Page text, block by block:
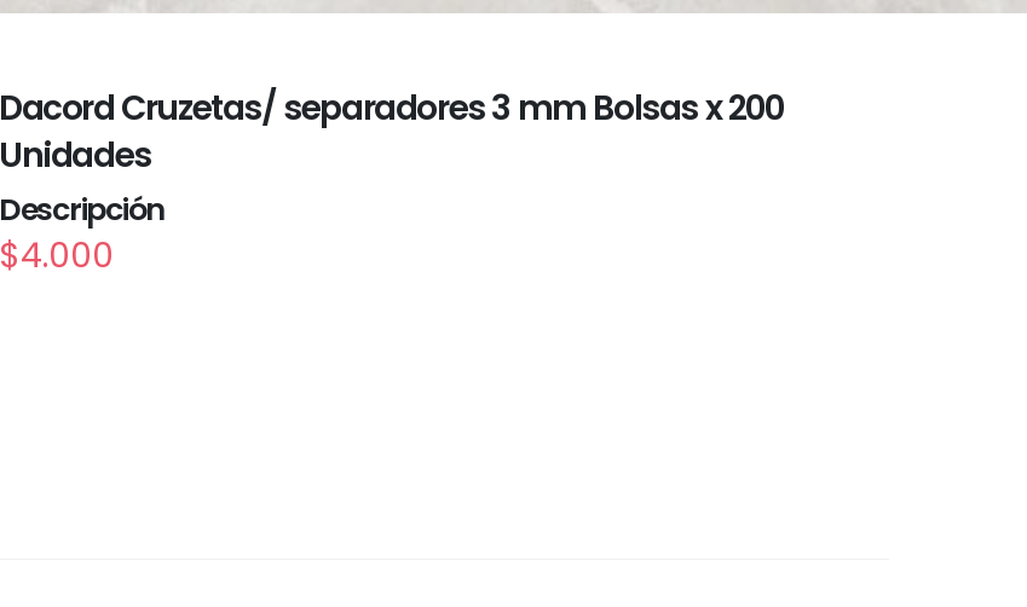
Dacord Cruzetas/ separadores 3 mm Bolsas x 200
Unidades
Descripción
$4.000